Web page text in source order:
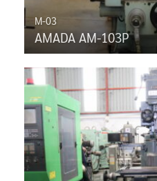
M-03
AMADA AM-103P